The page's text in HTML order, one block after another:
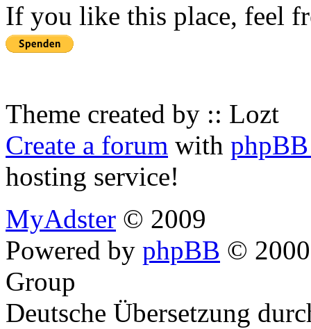
If you like this place, feel
Theme created by :: Lozt
Create a forum with
hosting service!
MyAdster © 2009
Powered by phpBB ©
Group
Deutsche Übersetzung